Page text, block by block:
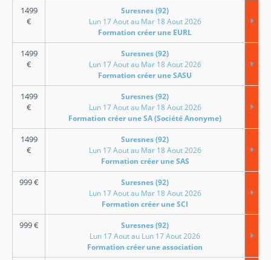
1499
€
Suresnes (92)
Lun 17 Aout au Mar 18 Aout 2026
Formation créer une EURL
1499
€
Suresnes (92)
Lun 17 Aout au Mar 18 Aout 2026
Formation créer une SASU
1499
€
Suresnes (92)
Lun 17 Aout au Mar 18 Aout 2026
Formation créer une SA (Société Anonyme)
1499
€
Suresnes (92)
Lun 17 Aout au Mar 18 Aout 2026
Formation créer une SAS
999€
Suresnes (92)
Lun 17 Aout au Mar 18 Aout 2026
Formation créer une SCI
999€
Suresnes (92)
Lun 17 Aout au Lun 17 Aout 2026
Formation créer une association